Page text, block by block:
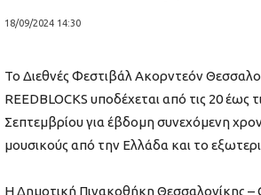
18/09/2024 14:30
To Διεθνές Φεστιβάλ Ακορντεόν
RΕEDBLOCKS υποδέχεται από τις 20 έως
Σεπτεμβρίου για έβδομη συνεχόμενη
μουσικούς από την Ελλάδα και το
Η Δημοτική Πινακοθήκη Θεσσαλονίκης –